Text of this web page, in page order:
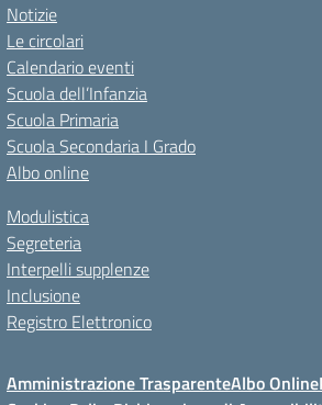
Notizie
Le circolari
Calendario eventi
Scuola dell’Infanzia
Scuola Primaria
Scuola Secondaria I Grado
Albo online
Modulistica
Segreteria
Interpelli supplenze
Inclusione
Registro Elettronico
Amministrazione TrasparenteAlbo Online